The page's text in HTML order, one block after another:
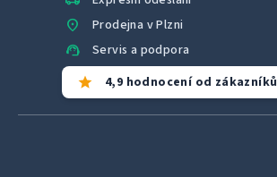
location_on Prodejna v Plzni
support_agent Servis a podpora
star 4,9 hodnocení od zákazníků